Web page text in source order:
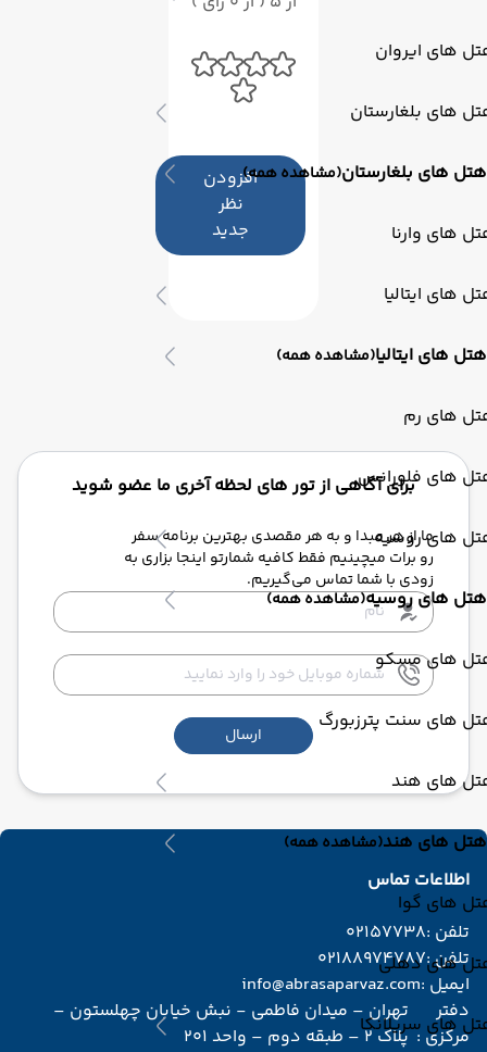
های ایروان
های بلغارستان
هتل های بلغارستان(مشاهده همه)
های وارنا
های ایتالیا
هتل های ایتالیا(مشاهده همه)
های رم
های فلورانس
های روسیه
هتل های روسیه(مشاهده همه)
های مسکو
های سنت پترزبورگ
های هند
هتل های هند(مشاهده همه)
های گوا
های دهلی
های سریلانکا
افزودن
نظر
جدید
برای آگاهی از تور های لحظه آخری ما عضو شوید
ما از هر مبدا و به هر مقصدی بهترین برنامه سفر
رو برات میچینیم فقط کافیه شمارتو اینجا بزاری به
زودی با شما تماس می‌گیریم.
ارسال
اطلاعات تماس
تلفن :02157738
تلفن :02188974787
ایمیل :info@abrasaparvaz.com
دفتر
مرکزی :
تهران – میدان فاطمی - نبش خیابان چهلستون –
پلاک 2 – طبقه دوم – واحد 201